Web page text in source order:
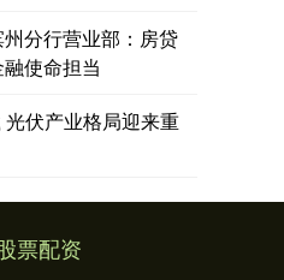
分行营业部：房贷
使命担当
伏产业格局迎来重
票配资